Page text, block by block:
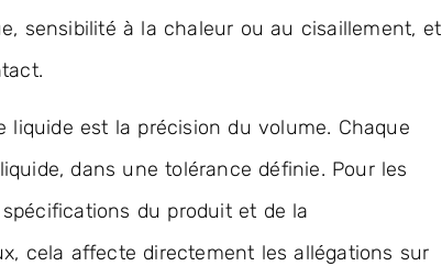
sensibilité à la chaleur ou au cisaillement, et
est la précision du volume. Chaque
dans une tolérance définie. Pour les
du produit et de la
cela affecte directement les allégations sur